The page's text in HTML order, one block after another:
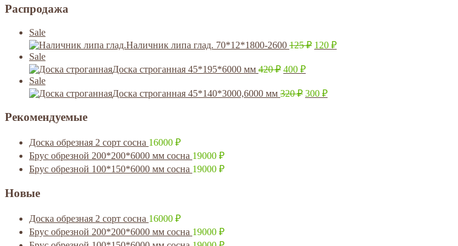
Распродажа
Sale
Наличник липа глад. 70*12*1800-2600 125₽ 120 ₽
Sale
Доска строганная 45*195*6000 мм 420₽ 400 ₽
Sale
Доска строганная 45*140*3000,6000 мм 320₽ 300 ₽
Рекомендуемые
Доска обрезная 2 сорт сосна 16000 ₽
Брус обрезной 200*200*6000 мм сосна 19000 ₽
Брус обрезной 100*150*6000 мм сосна 19000 ₽
Новые
Доска обрезная 2 сорт сосна 16000 ₽
Брус обрезной 200*200*6000 мм сосна 19000 ₽